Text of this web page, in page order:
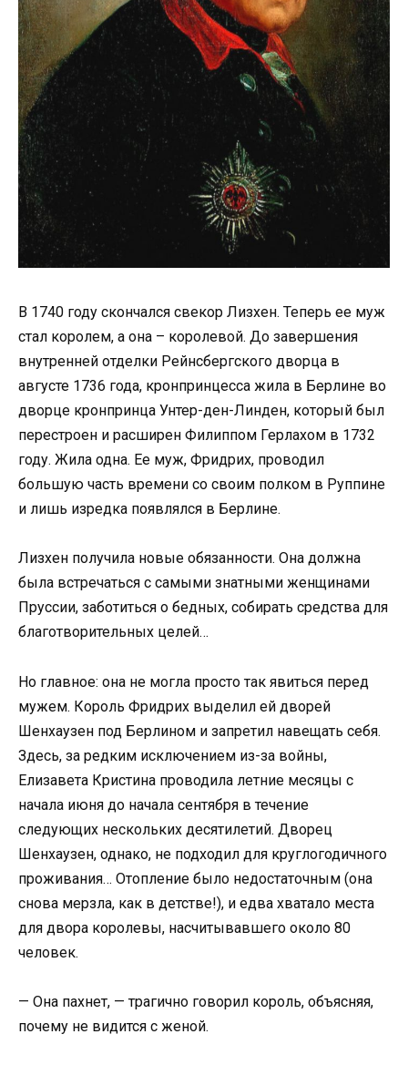
В 1740 году скончался свекор Лизхен. Теперь ее муж
стал королем, а она – королевой. До завершения
внутренней отделки Рейнсбергского дворца в
августе 1736 года, кронпринцесса жила в Берлине во
дворце кронпринца Унтер-ден-Линден, который был
перестроен и расширен Филиппом Герлахом в 1732
году. Жила одна. Ее муж, Фридрих, проводил
большую часть времени со своим полком в Руппине
и лишь изредка появлялся в Берлине.
Лизхен получила новые обязанности. Она должна
была встречаться с самыми знатными женщинами
Пруссии, заботиться о бедных, собирать средства для
благотворительных целей…
Но главное: она не могла просто так явиться перед
мужем. Король Фридрих выделил ей дворей
Шенхаузен под Берлином и запретил навещать себя.
Здесь, за редким исключением из-за войны,
Елизавета Кристина проводила летние месяцы с
начала июня до начала сентября в течение
следующих нескольких десятилетий. Дворец
Шенхаузен, однако, не подходил для круглогодичного
проживания… Отопление было недостаточным (она
снова мерзла, как в детстве!), и едва хватало места
для двора королевы, насчитывавшего около 80
человек.
— Она пахнет, — трагично говорил король, объясняя,
почему не видится с женой.